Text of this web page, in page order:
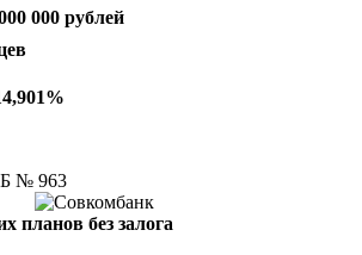
000 рублей
№ 963
планов без залога